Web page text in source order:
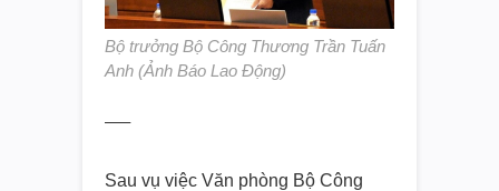
Bộ trưởng Bộ Công Thương Trần Tuấn
Anh (Ảnh Báo Lao Động)
—–
Sau vụ việc Văn phòng Bộ Công